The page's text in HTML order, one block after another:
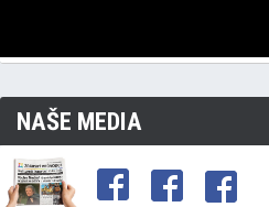
NAŠE MEDIA